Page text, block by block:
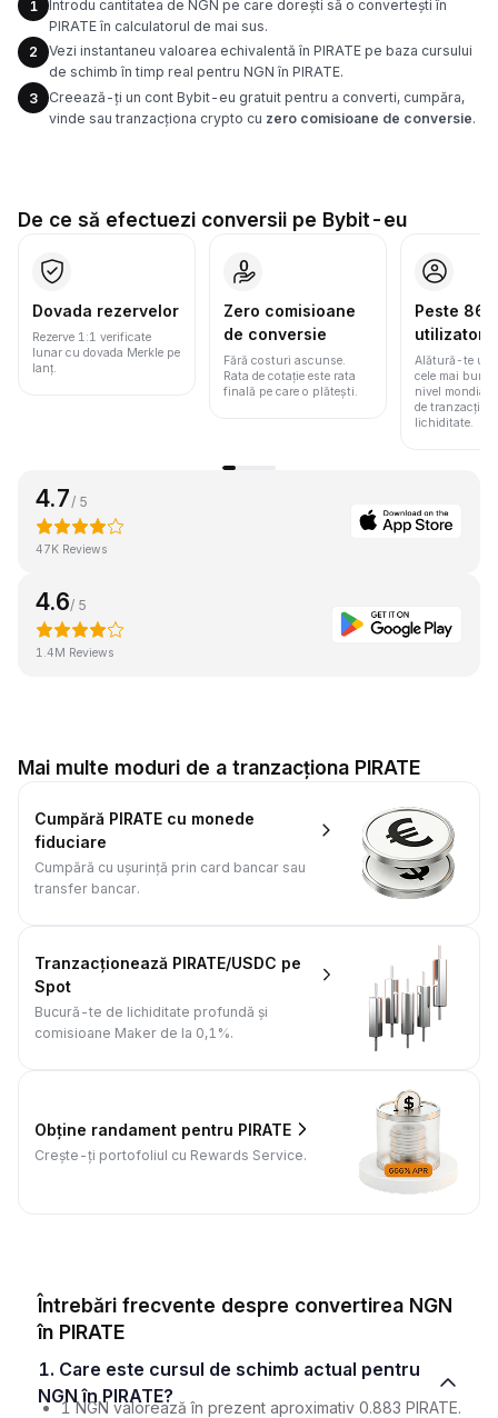
1
Introdu cantitatea de NGN pe care dorești să o convertești în
PIRATE în calculatorul de mai sus.
2
Vezi instantaneu valoarea echivalentă în PIRATE pe baza cursului
de schimb în timp real pentru NGN în PIRATE.
3
Creează-ți un cont Bybit-eu gratuit pentru a converti, cumpăra,
vinde sau tranzacționa crypto cu zero comisioane de conversie.
De ce să efectuezi conversii pe Bybit-eu
Dovada rezervelor
Rezerve 1:1 verificate
lunar cu dovada Merkle pe
lanț.
Zero comisioane
de conversie
Fără costuri ascunse.
Rata de cotație este rata
finală pe care o plătești.
Peste 86
utilizatori
Alătură-te
cele mai bune
nivel mondial
de
lichiditate.
4.7 / 5
47K Reviews
4.6/ 5
1.4M Reviews
Mai multe moduri de a tranzacționa PIRATE
Cumpără PIRATE cu monede
fiduciare
Cumpără cu ușurință prin card bancar sau
transfer bancar.
Tranzacționează PIRATE/USDC pe
Spot
Bucură-te de lichiditate profundă și
comisioane Maker de la 0,1%.
Obține randament pentru PIRATE
Crește-ți portofoliul cu Rewards Service.
Întrebări frecvente despre convertirea NGN
în PIRATE
1. Care este cursul de schimb actual pentru
NGN în PIRATE?
1 NGN valorează în prezent aproximativ 0.883 PIRATE.